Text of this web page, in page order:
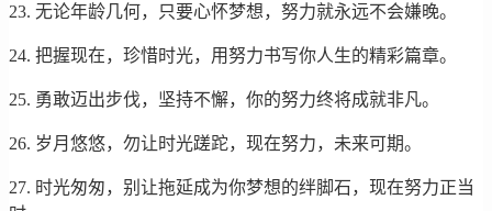
23. 无论年龄几何，只要心怀梦想，努力就永远不会嫌晚。
24. 把握现在，珍惜时光，用努力书写你人生的精彩篇章。
25. 勇敢迈出步伐，坚持不懈，你的努力终将成就非凡。
26. 岁月悠悠，勿让时光蹉跎，现在努力，未来可期。
27. 时光匆匆，别让拖延成为你梦想的绊脚石，现在努力正当